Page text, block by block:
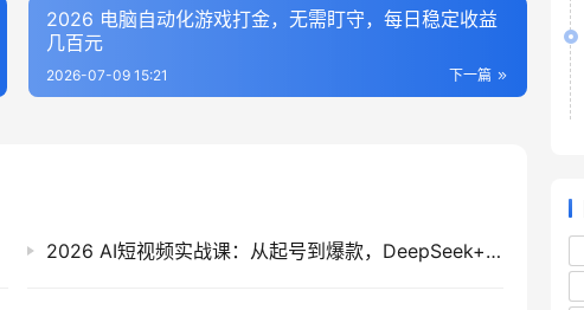
2026 电脑自动化游戏打金，无需盯守，每日稳定收益
几百元
下一篇
2026-07-09 15:21
2026 AI短视频实战课：从起号到爆款，DeepSeek+剪映+数字人带货变现全攻略